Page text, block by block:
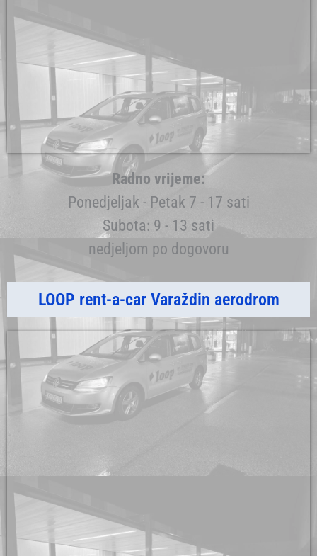
Radno vrijeme:
Ponedjeljak - Petak 7 - 17 sati
Subota: 9 - 13 sati
nedjeljom po dogovoru
LOOP rent-a-car Varaždin aerodrom